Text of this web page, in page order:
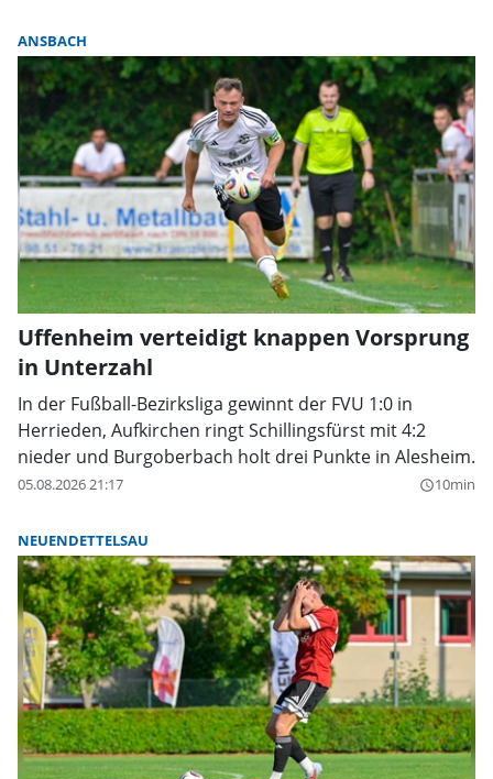
ANSBACH
Uffenheim verteidigt knappen Vorsprung
in Unterzahl
In der Fußball-Bezirksliga gewinnt der FVU 1:0 in
Herrieden, Aufkirchen ringt Schillingsfürst mit 4:2
nieder und Burgoberbach holt drei Punkte in Alesheim.
05.08.2026 21:17 query_builder10min
NEUENDETTELSAU